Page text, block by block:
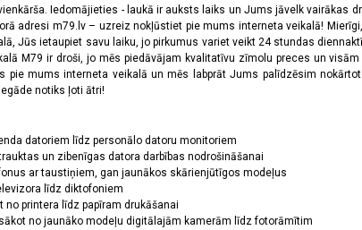
Iedomājieties - laukā ir auksts laiks un Jums jāvelk vairākas
adresi m79.lv – uzreiz nokļūstiet pie mums interneta veikalā!
Jūs ietaupiet savu laiku, jo pirkumus variet veikt 24 stundas
M79 ir droši, jo mēs piedāvājam kvalitatīvu zīmolu preces un
pie mums interneta veikalā un mēs labprāt Jums palīdzēsim
notiks ļoti ātri!
datoriem līdz personālo datoru monitoriem
un zibenīgas datora darbības nodrošināšanai
ar taustiņiem, gan jaunākos skārienjūtīgos modeļus
līdz diktofoniem
printera līdz papīram drukāšanai
no jaunāko modeļu digitālajām kamerām līdz fotorāmītim